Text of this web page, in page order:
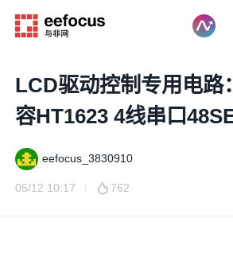
LCD驱动控制专用电路
容HT1623 4线串口
eefocus_3830910
05/12 10:17 762